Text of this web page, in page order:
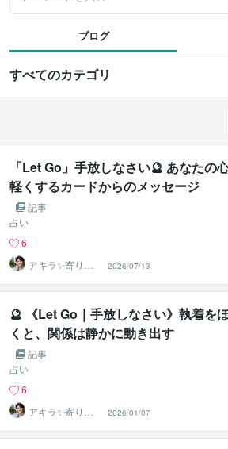
ブログ
すべてのカテゴリ
「Let Go」手放しなさい🔮 あなたの
軽くするカードからのメッセージ
記事
占い
6
アキラ✨寄り添
う聴き手 迷い不
安の相談室
2026/07/13
🔮 《Let Go｜手放しなさい》執着を
くと、関係は静かに動き出す
記事
占い
6
アキラ✨寄り添
う聴き手 迷い不
安の相談室
2026/01/07